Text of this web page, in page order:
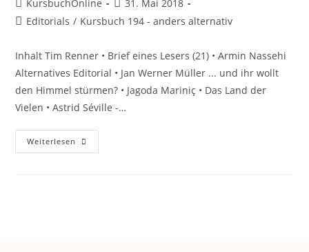
KursbuchOnline
31. Mai 2018
Editorials / Kursbuch 194 - anders alternativ
Inhalt Tim Renner • Brief eines Lesers (21) • Armin Nassehi
Alternatives Editorial • Jan Werner Müller ... und ihr wollt
den Himmel stürmen? • Jagoda Mariniç • Das Land der
Vielen • Astrid Séville -…
Weiterlesen